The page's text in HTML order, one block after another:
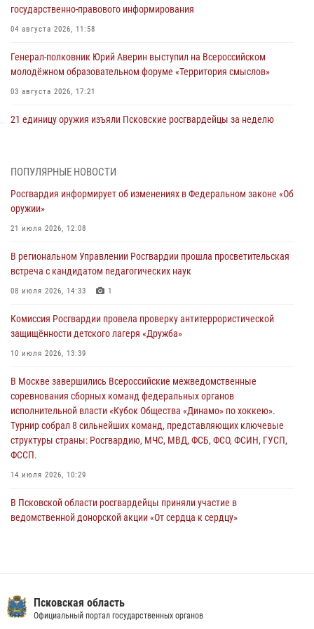
государственно-правового информирования
04 августа 2026, 11:58
Генерал-полковник Юрий Аверин выступил на Всероссийском
молодёжном образовательном форуме «Территория смыслов»
03 августа 2026, 17:21
21 единицу оружия изъяли Псковские росгвардейцы за неделю
Росгвардейцы принимают участие в обеспечении общественной
02 августа 2026, 13:28
За минувшие сутки Псковские росгвардейцы выезжали два раза на
31 июля 2026, 13:53
В Санкт-Петербурге прошел окружной этап ежегодного
сотрудников вневедомственной охраны Росгвардии, Псковские
Росгвардейцы одержали победу
30 июля 2026, 05:10
Псковская Росгвардия приглашает на службу в подразделениях
вневедомственной охраны
ПОПУЛЯРНЫЕ НОВОСТИ
Росгвардия информирует об изменениях в Федеральном законе «Об
оружии»
21 июля 2026, 12:08
В региональном Управлении Росгвардии прошла просветительская
встреча с кандидатом педагогических наук
08 июля 2026, 14:33 1
Комиссия Росгвардии провела проверку антитеррористической
защищённости детского лагеря «Дружба»
10 июля 2026, 13:39
В Москве завершились Всероссийские межведомственные
соревнования сборных команд федеральных органов
исполнительной власти «Кубок Общества «Динамо» по хоккею».
Турнир собрал 8 сильнейших команд, представляющих ключевые
структуры страны: Росгвардию, МЧС, МВД, ФСБ, ФСО, ФСИН, ГУСП,
ФССП.
14 июля 2026, 10:29
В Псковской области росгвардейцы приняли участие в
ведомственной донорской акции «От сердца к сердцу»
13 июля 2026, 05:29
Псковская область
Официальный портал государственных органов